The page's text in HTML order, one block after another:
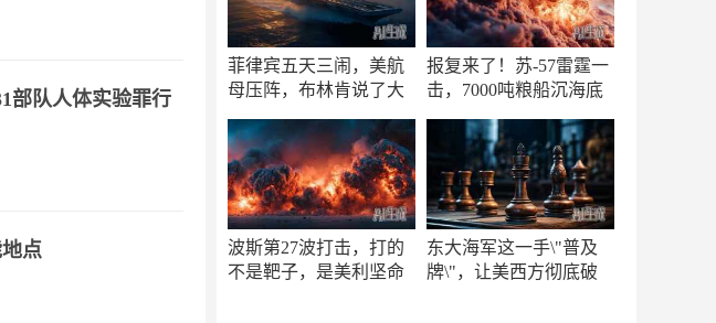
菲律宾五天三闹，美航
母压阵，布林肯说了大
报复来了！苏-57雷霆一
击，7000吨粮船沉海底
波斯第27波打击，打的
不是靶子，是美利坚命
东大海军这一手\"普及
牌\"，让美西方彻底破
部队人体实验罪行
点